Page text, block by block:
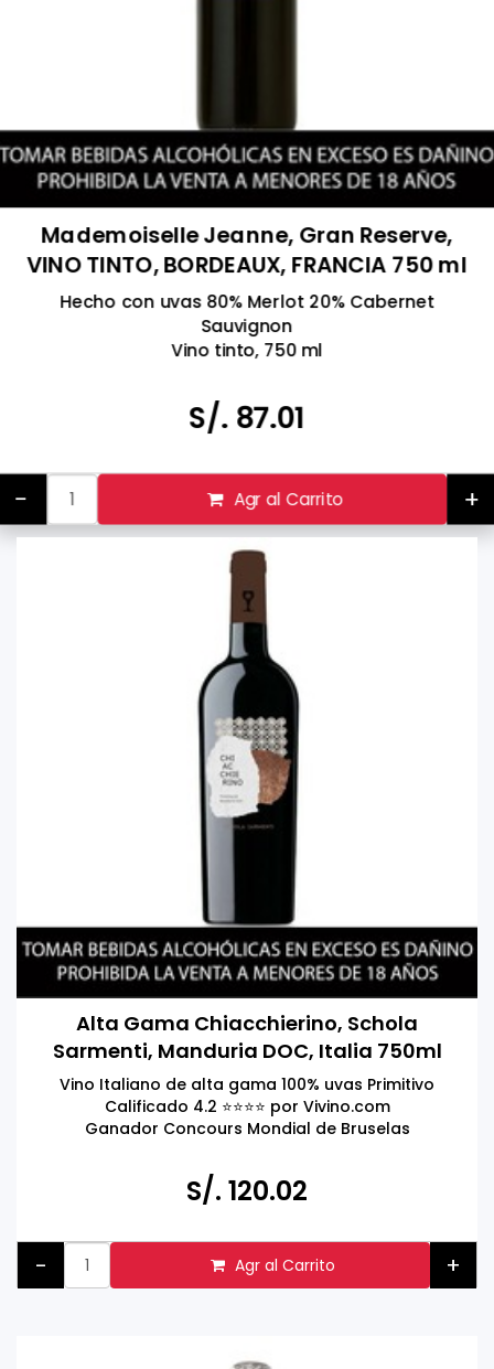
Mademoiselle Jeanne, Gran Reserve,
VINO TINTO, BORDEAUX, FRANCIA 750 ml
Hecho con uvas 80% Merlot 20% Cabernet
Sauvignon
Vino tinto, 750 ml
Producto de Francia
Tomar bebidas alcohólicas en exceso es dañino
S/. 87.01
- Agr al Carrito +
Alta Gama Chiacchierino, Schola
Sarmenti, Manduria DOC, Italia 750ml
Vino Italiano de alta gama 100% uvas Primitivo
Calificado 4.2 ⭐️⭐️⭐️⭐️ por Vivino.com
Ganador Concours Mondial de Bruselas
S/. 120.02
- Agr al Carrito +